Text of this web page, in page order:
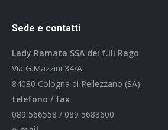
Sede e contatti
Lady Ramata SSA dei f.lli Rago
Via G.Mazzini 34/A
84080 Cologna di Pellezzano (SA)
telefono / fax
089 566558 / 089 5683600